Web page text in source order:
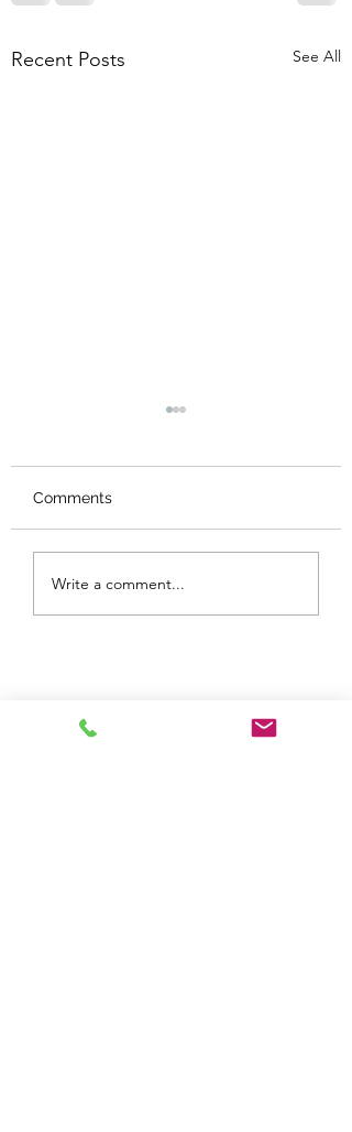
Recent Posts See All
Suvepealinna
Tantsufestival galerii
2026
Comments
Write a comment...